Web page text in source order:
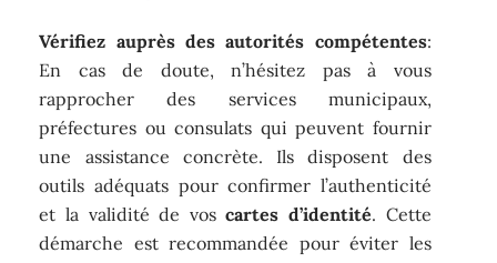
Vérifiez auprès des autorités compétentes:
En cas de doute, n’hésitez pas à vous
rapprocher des services municipaux,
préfectures ou consulats qui peuvent fournir
une assistance concrète. Ils disposent des
outils adéquats pour confirmer l’authenticité
et la validité de voscartes d’identité. Cette
démarche est recommandée pour éviter les